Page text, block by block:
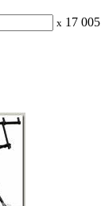
x 17 005